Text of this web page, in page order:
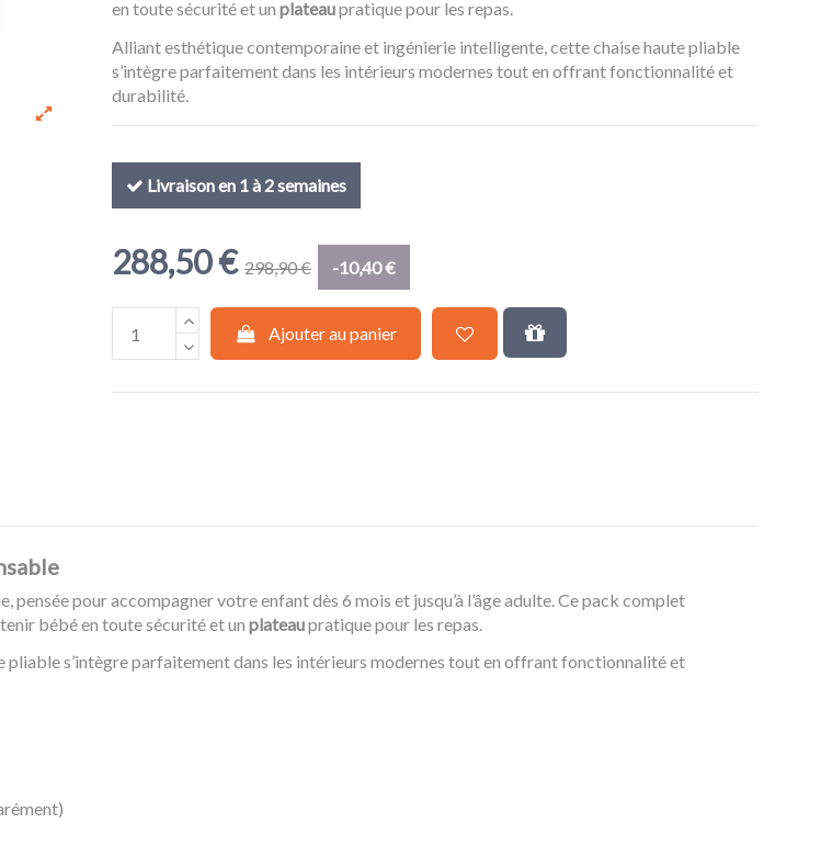
en toute sécurité et un plateaupratique pour les repas.
Alliant esthétique contemporaine et ingénierie intelligente, cette chaise haute pliable
s’intègre parfaitement dans les intérieurs modernes tout en offrant fonctionnalité et
durabilité.
Livraison en 1 à 2 semaines
288,50 € 298,90 € -10,40 €
Ajouter au panier
pensée pour accompagner votre enfant dès 6 mois et jusqu’à l’âge adulte. Ce pack complet
bébé en toute sécurité et un plateaupratique pour les repas.
s’intègre parfaitement dans les intérieurs modernes tout en offrant fonctionnalité et